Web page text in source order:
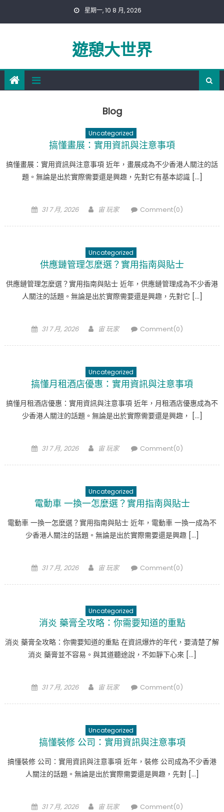
星期一, 10 8 月, 2026
遊憩大世界
Blog
Uncategorized
搞懂畫展：實用資訊與注意事項
搞懂畫展：實用資訊與注意事項 近年，畫展成為不少香港人關注的話
題。無論是出於實際需要還是興趣，先對它有基本認識 […]
Posted
31 7 月, 2026 Author
宙 玩家 Comment(0)
Uncategorized
供應鏈管理怎麼選？實用指南與貼士
供應鏈管理怎麼選？實用指南與貼士 近年，供應鏈管理成為不少香港
人關注的話題。無論是出於實際需要還是興趣，先對它 […]
Posted
31 7 月, 2026 Author
宙 玩家 Comment(0)
Uncategorized
搞懂月租酒店優惠：實用資訊與注意事項
搞懂月租酒店優惠：實用資訊與注意事項 近年，月租酒店優惠成為不
少香港人關注的話題。無論是出於實際需要還是興趣， […]
Posted
31 7 月, 2026 Author
宙 玩家 Comment(0)
Uncategorized
電動車 一換一怎麼選？實用指南與貼士
電動車 一換一怎麼選？實用指南與貼士 近年，電動車 一換一成為不
少香港人關注的話題。無論是出於實際需要還是興趣 […]
Posted
31 7 月, 2026 Author
宙 玩家 Comment(0)
Uncategorized
消炎 藥膏全攻略：你需要知道的重點
消炎 藥膏全攻略：你需要知道的重點 在資訊爆炸的年代，要清楚了解
消炎 藥膏並不容易。與其道聽途說，不如靜下心來 […]
Posted
31 7 月, 2026 Author
宙 玩家 Comment(0)
Uncategorized
搞懂裝修 公司：實用資訊與注意事項
搞懂裝修 公司：實用資訊與注意事項 近年，裝修 公司成為不少香港
人關注的話題。無論是出於實際需要還是興趣，先對 […]
Posted
31 7 月, 2026 Author
宙 玩家 Comment(0)